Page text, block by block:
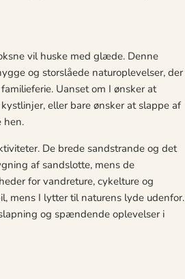
vil huske med glæde. Denne
og storslåede naturoplevelser, der
Uanset om I ønsker at
eller bare ønsker at slappe af
hen.
De brede sandstrande og det
af sandslotte, mens de
for vandreture, cykelture og
mens I lytter til naturens lyde udenfor.
og spændende oplevelser i